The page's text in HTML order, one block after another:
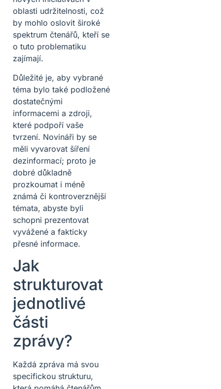
oblasti udržitelnosti, což
by mohlo oslovit široké
spektrum čtenářů, kteří se
o tuto problematiku
zajímají.
Důležité je, aby vybrané
téma bylo také podložené
dostatečnými
informacemi a zdroji,
které podpoří vaše
tvrzení. Novináři by se
měli vyvarovat šíření
dezinformací; proto je
dobré důkladně
prozkoumat i méně
známá či kontroverznější
témata, abyste byli
schopni prezentovat
vyvážené a fakticky
přesné informace.
Jak
strukturovat
jednotlivé
části
zprávy?
Každá zpráva má svou
specifickou strukturu,